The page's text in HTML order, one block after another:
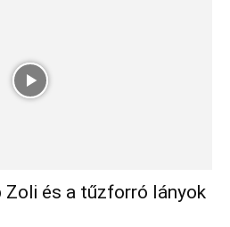
Zoli és a tűzforró lányok